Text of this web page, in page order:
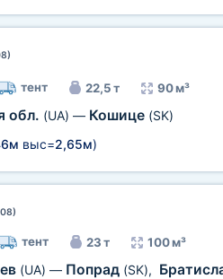
тент 22,5 т 90 м³
обл. (UA) — Кошице (SK)
выс=2,65м)
тент 23 т 100 м³
(UA) — Попрад (SK),